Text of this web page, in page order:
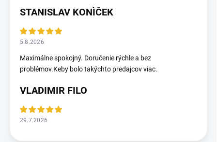
STANISLAV KONÌČEK
5.8.2026
Maximálne spokojný. Doručenie rýchle a bez
problémov.Keby bolo takýchto predajcov viac.
VLADIMIR FILO
29.7.2026